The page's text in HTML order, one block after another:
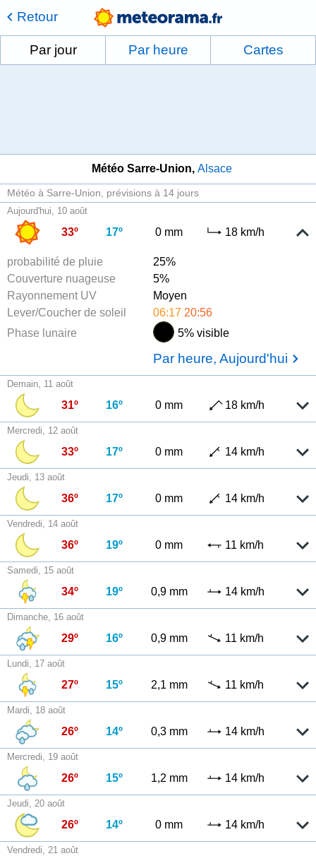
Retour
Par jour Par heure Cartes
Météo Sarre-Union Alsace
Météo à Sarre-Union prévisions à 14 jours
Aujourd'hui, 10 août
33º 17º 0 mm 18 km/h
probabilité de pluie
25%
Couverture nuageuse
5%
Rayonnement UV
Moyen
Lever/Coucher de soleil
06:17 20:56
Phase lunaire
5% visible
Par heure, Aujourd'hui
Demain, 11 août
31º 16º 0 mm 18 km/h
Mercredi, 12 août
33º 17º 0 mm 14 km/h
Jeudi, 13 août
36º 17º 0 mm 14 km/h
Vendredi, 14 août
36º 19º 0 mm 11 km/h
Samedi, 15 août
34º 19º 0,9 mm 14 km/h
Dimanche, 16 août
29º 16º 0,9 mm 11 km/h
Lundi, 17 août
27º 15º 2,1 mm 11 km/h
Mardi, 18 août
26º 14º 0,3 mm 14 km/h
Mercredi, 19 août
26º 15º 1,2 mm 14 km/h
Jeudi, 20 août
26º 14º 0 mm 14 km/h
Vendredi, 21 août